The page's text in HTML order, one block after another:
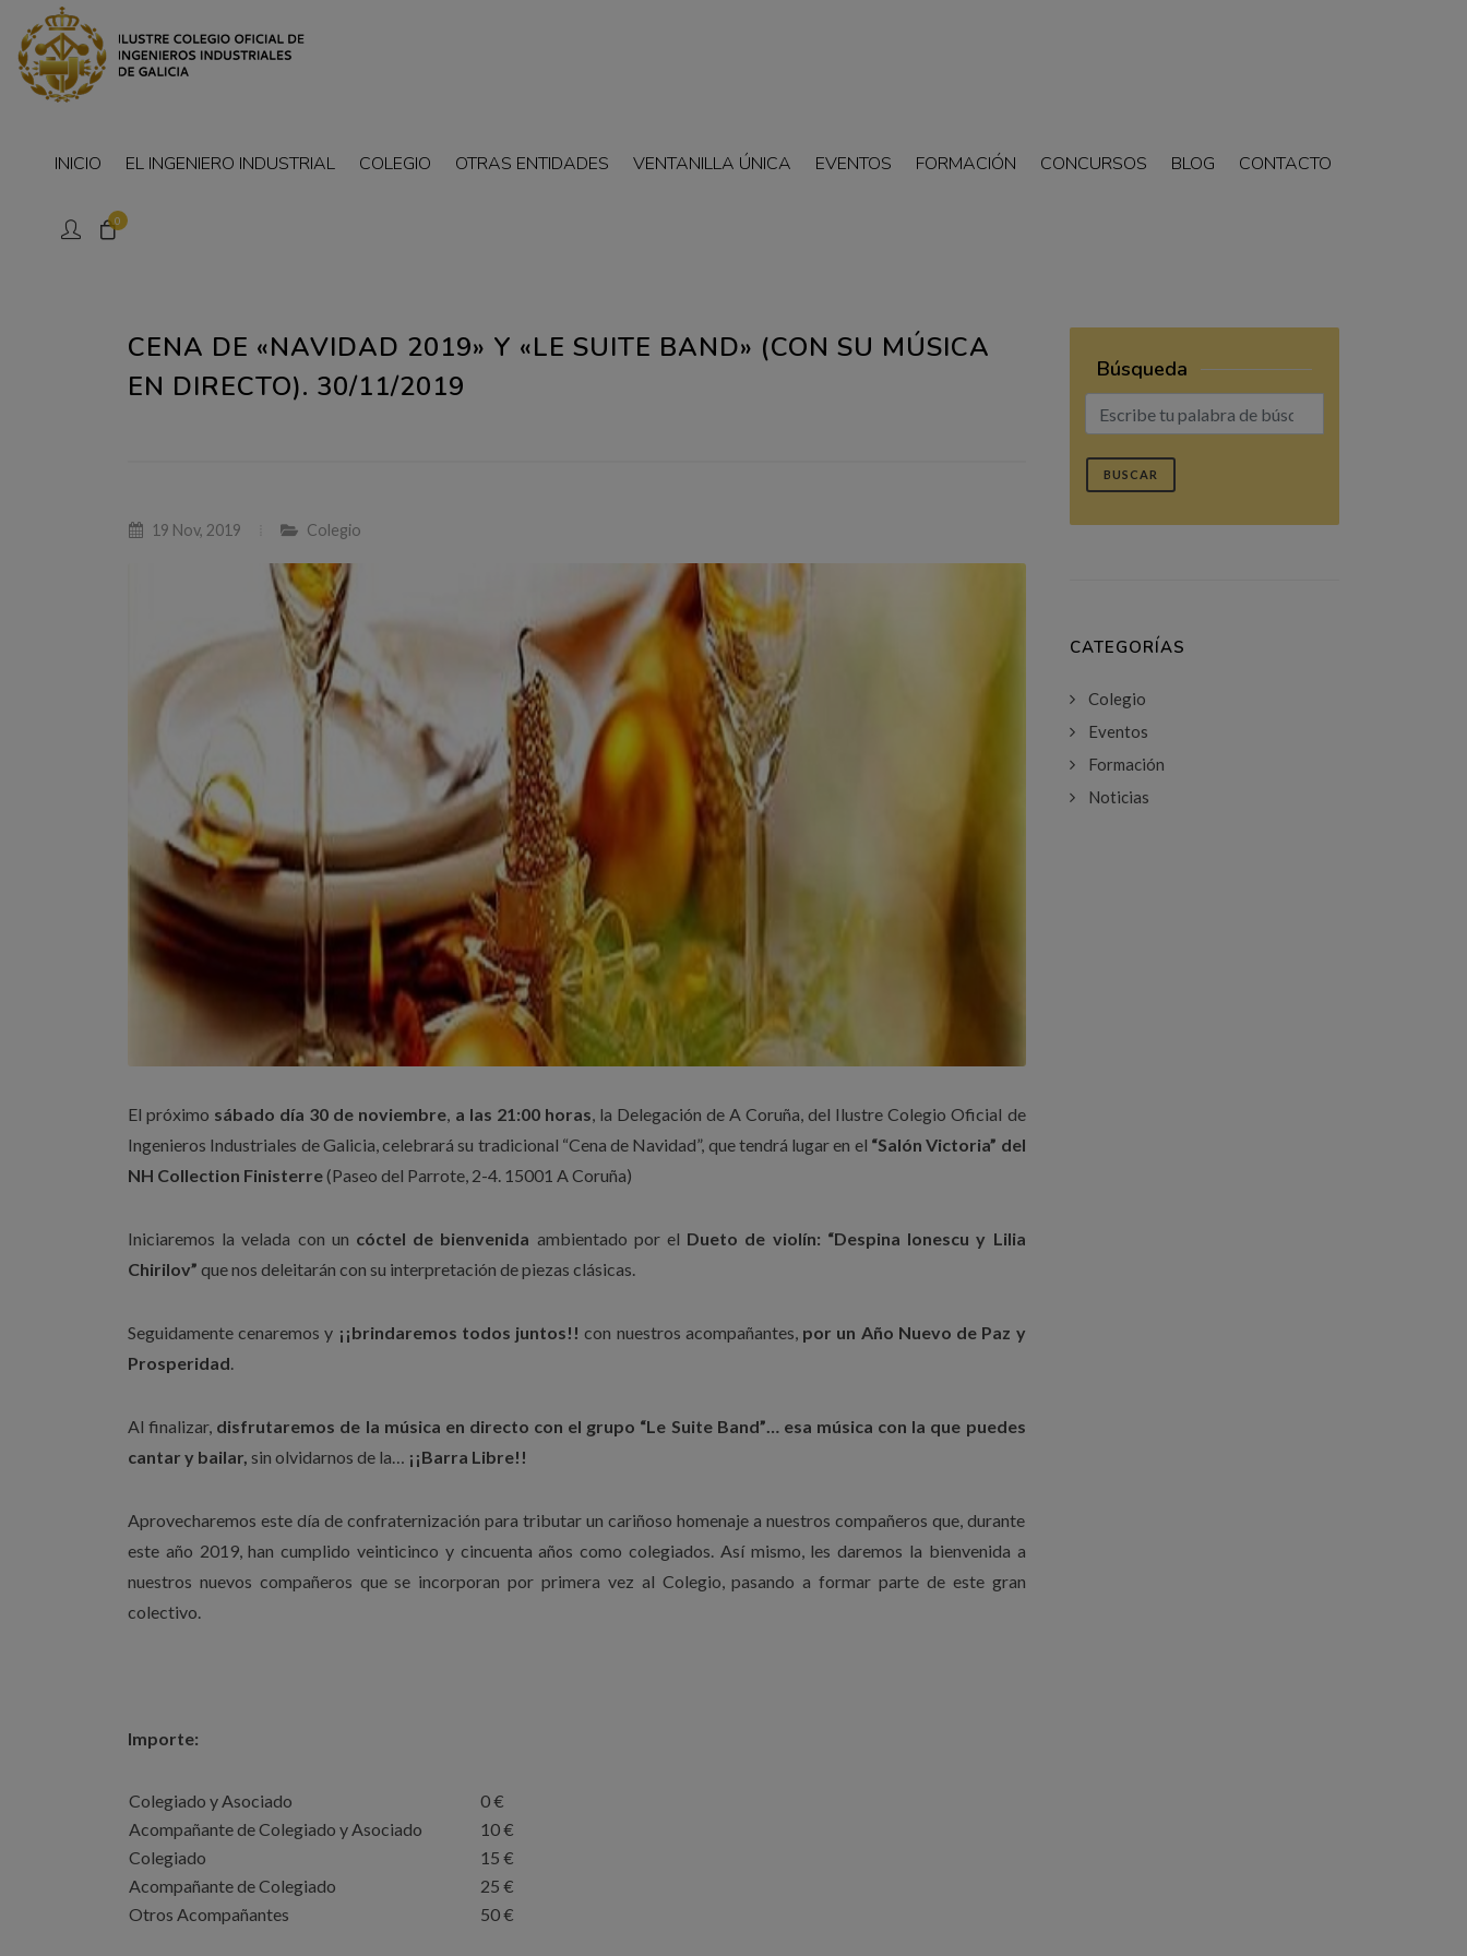
0
INICIO EL INGENIERO INDUSTRIAL COLEGIO OTRAS ENTIDADES VENTANILLA ÚNICA EVENTOS FORMACIÓN CONCURSOS BLOG CONTACTO
CENA DE «NAVIDAD 2019» Y «LE SUITE BAND» (CON SU MÚSICA
EN DIRECTO). 30/11/2019
19 Nov, 2019 Colegio
El próximo sábado día 30 de noviembre a las 21:00 horas , la Delegación de A Coruña, del Ilustre Colegio Oficial de
Ingenieros Industriales de Galicia, celebrará su tradicional “Cena de Navidad”, que tendrá lugar en el “Salón Victoria” del
NH Collection Finisterre(Paseo del Parrote, 2-4. 15001 A Coruña)
Iniciaremos la velada con un cóctel de bienvenida ambientado por el Dueto de violín: “Despina Ionescu y Lilia
Chirilov” que nos deleitarán con su interpretación de piezas clásicas.
Seguidamente cenaremos y ¡¡brindaremos todos juntos!! con nuestros acompañantes, por un Año Nuevo de Paz y
Prosperidad
Al finalizar, disfrutaremos de la música en directo con el grupo “Le Suite Band”… esa música con la que puedes
cantar y bailar, sin olvidarnos de la… ¡¡Barra Libre!!
Aprovecharemos este día de confraternización para tributar un cariñoso homenaje a nuestros compañeros que, durante
este año 2019, han cumplido veinticinco y cincuenta años como colegiados. Así mismo, les daremos la bienvenida a
nuestros nuevos compañeros que se incorporan por primera vez al Colegio, pasando a formar parte de este gran
colectivo.
Importe:
Colegiado y Asociado
0 €
Acompañante de Colegiado y Asociado
10 €
Colegiado
15 €
Acompañante de Colegiado
25 €
Otros Acompañantes
50 €
Búsqueda
BUSCAR
CATEGORÍAS
Colegio
Eventos
Formación
Noticias